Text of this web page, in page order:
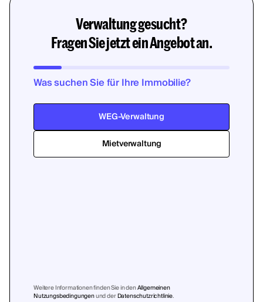
Verwaltung gesucht?
Fragen Sie jetzt ein Angebot an.
Was suchen Sie für Ihre Immobilie?
WEG-Verwaltung
Mietverwaltung
Weitere Informationen finden Sie in denAllgemeinen
Nutzungsbedingungenund derDatenschutzrichtlinie.